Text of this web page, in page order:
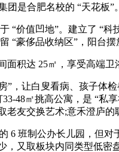
是合肥名校的 “天花板”。
值凹地”。建立了 “科
“豪侈品收纳区”，阳台
达 25㎡，享受高端卫
让白叟看病、孩子体检
33-48㎡挑高公寓，是 “
老友交换艺术;意禾澄庐
班制公办长儿园，但对
又取板块内同类型低密